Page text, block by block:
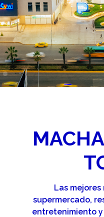
Las mejores
supermercado,
entretenimiento y